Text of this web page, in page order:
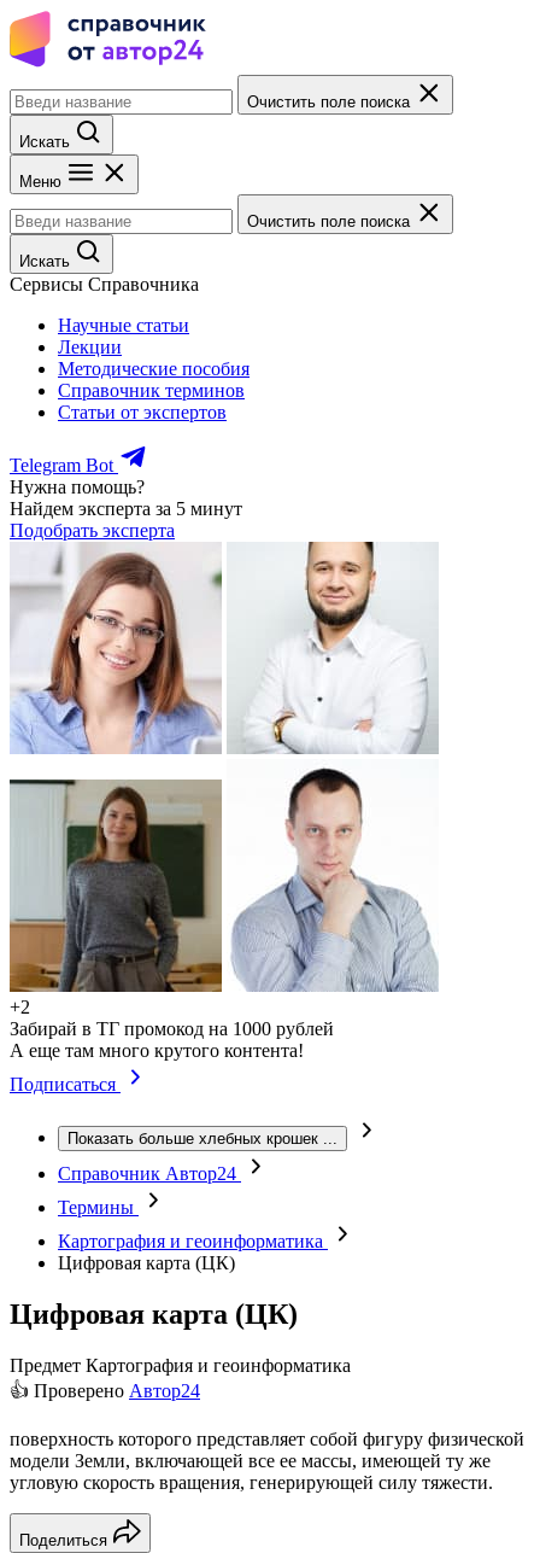
Очистить поле поиска
Искать
Меню
Очистить поле поиска
Искать
Сервисы Справочника
Научные статьи
Лекции
Методические пособия
Справочник терминов
Статьи от экспертов
Telegram Bot
Нужна помощь?
Найдем эксперта за 5 минут
Подобрать эксперта
+2
Забирай в ТГ промокод на 1000 рублей
А еще там много крутого контента!
Подписаться
Показать больше хлебных крошек ...
Справочник Автор24
Термины
Картография и геоинформатика
Цифровая карта (ЦК)
Цифровая карта (ЦК)
Предмет Картография и геоинформатика
👍 Проверено Автор24
поверхность которого представляет собой фигуру физической
модели Земли, включающей все ее массы, имеющей ту же
угловую скорость вращения, генерирующей силу тяжести.
Поделиться